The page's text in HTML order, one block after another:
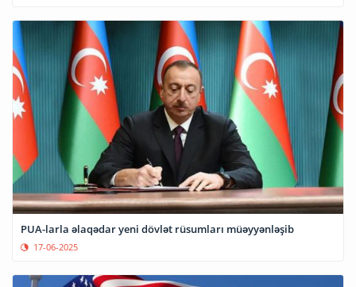
PUA-larla əlaqədar yeni dövlət rüsumları müəyyənləşib
17-06-2025